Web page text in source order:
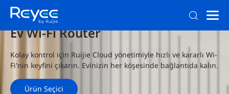
Ev Wi-Fi Router
Kolay kontrol için Ruijie Cloud yönetimiyle hızlı ve kararlı Wi-
Fi'nin keyfini çıkarın. Evinizin her köşesinde bağlantıda kalın.
Ürün Seçici